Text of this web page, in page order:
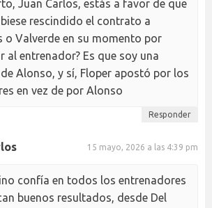
Juan Carlos, estás a favor de que
rescindido el contrato a
o Valverde en su momento por
al entrenador? Es que soy una
Alonso, y sí, Floper apostó por los
en vez de por Alonso
Responder
15 mayo, 2026 a las 4:39 pm
confía en todos los entrenadores
buenos resultados, desde Del